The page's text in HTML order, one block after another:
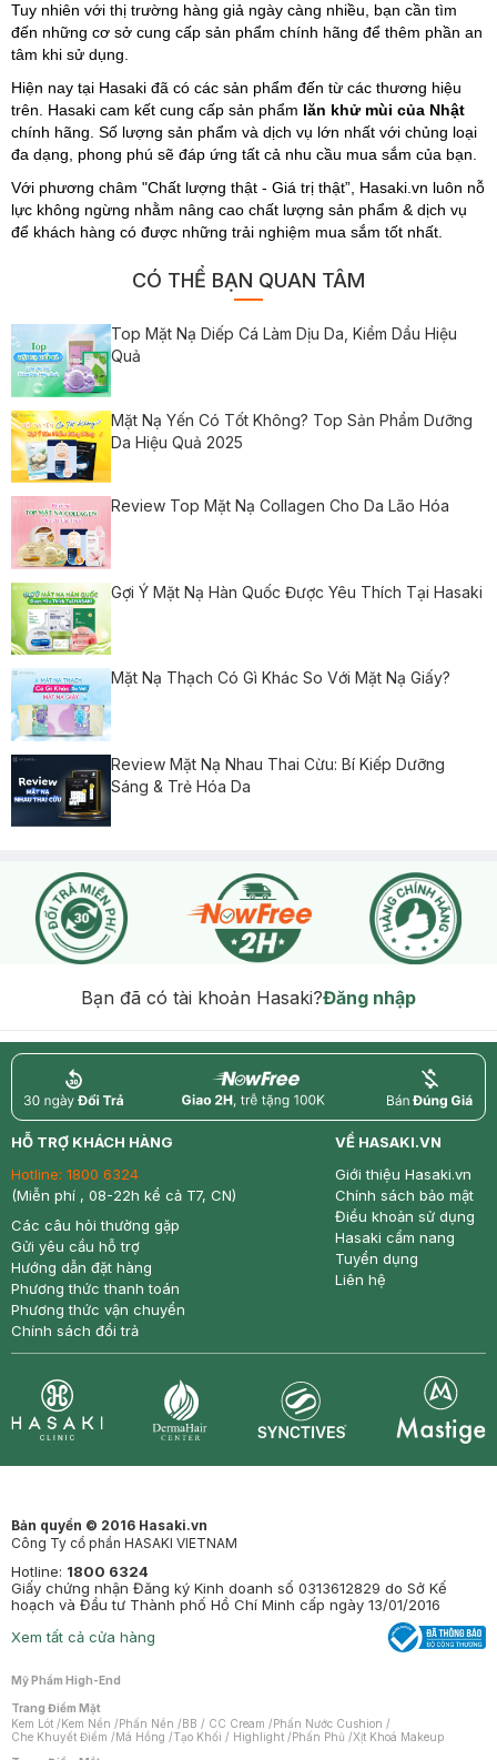
Tuy nhiên với thị trường hàng giả ngày càng nhiều, bạn cần tìm
đến những cơ sở cung cấp sản phẩm chính hãng để thêm phần an
tâm khi sử dụng.
Hiện nay tại Hasaki đã có các sản phẩm đến từ các thương hiệu
trên. Hasaki cam kết cung cấp sản phẩm lăn khử mùi của Nhật
chính hãng. Số lượng sản phẩm và dịch vụ lớn nhất với chủng loại
đa dạng, phong phú sẽ đáp ứng tất cả nhu cầu mua sắm của bạn.
Với phương châm "Chất lượng thật - Giá trị thật”, Hasaki.vn luôn nỗ
lực không ngừng nhằm nâng cao chất lượng sản phẩm & dịch vụ
để khách hàng có được những trải nghiệm mua sắm tốt nhất.
CÓ THỂ BẠN QUAN TÂM
Top Mặt Nạ Diếp Cá Làm Dịu Da, Kiềm Dầu Hiệu
Quả
Mặt Nạ Yến Có Tốt Không? Top Sản Phẩm Dưỡng
Da Hiệu Quả 2025
Review Top Mặt Nạ Collagen Cho Da Lão Hóa
Gợi Ý Mặt Nạ Hàn Quốc Được Yêu Thích Tại Hasaki
Mặt Nạ Thạch Có Gì Khác So Với Mặt Nạ Giấy?
Review Mặt Nạ Nhau Thai Cừu: Bí Kiếp Dưỡng
Sáng & Trẻ Hóa Da
Bạn đã có tài khoản Hasaki?Đăng nhập
return nowfree price
HỖ TRỢ KHÁCH HÀNG
Hotline: 1800 6324
(Miễn phí , 08-22h kể cả T7, CN)
Các câu hỏi thường gặp
Gửi yêu cầu hỗ trợ
Hướng dẫn đặt hàng
Phương thức thanh toán
Phương thức vận chuyển
Chính sách đổi trả
VỀ HASAKI.VN
Giới thiệu Hasaki.vn
Chính sách bảo mật
Điều khoản sử dụng
Hasaki cẩm nang
Tuyển dụng
Liên hệ
Bản quyền © 2016 Hasaki.vn
Công Ty cổ phần HASAKI VIETNAM
Hotline: 1800 6324
Giấy chứng nhận Đăng ký Kinh doanh số 0313612829 do Sở Kế
hoạch và Đầu tư Thành phố Hồ Chí Minh cấp ngày 13/01/2016
Xem tất cả cửa hàng
Mỹ Phẩm High-End
Trang Điểm Mặt
Kem Lót /Kem Nền /Phấn Nền /BB / CC Cream /Phấn Nước Cushion /
Che Khuyết Điểm /Má Hồng /Tạo Khối / Highlight /Phấn Phủ /Xịt Khoá Makeup